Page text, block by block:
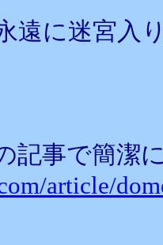
遠に迷宮入
記事で簡潔
article/